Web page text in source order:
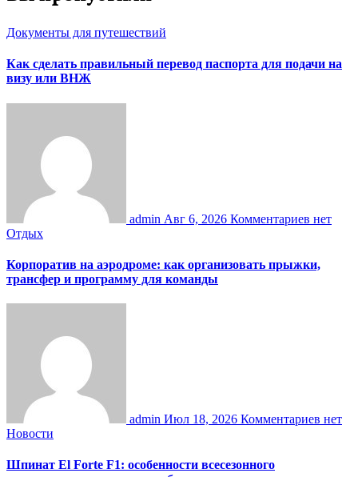
Документы для путешествий
Как сделать правильный перевод паспорта для подачи на
визу или ВНЖ
admin Авг 6, 2026 Комментариев нет
Отдых
Корпоратив на аэродроме: как организовать прыжки,
трансфер и программу для команды
admin Июл 18, 2026 Комментариев нет
Новости
Шпинат El Forte F1: особенности всесезонного